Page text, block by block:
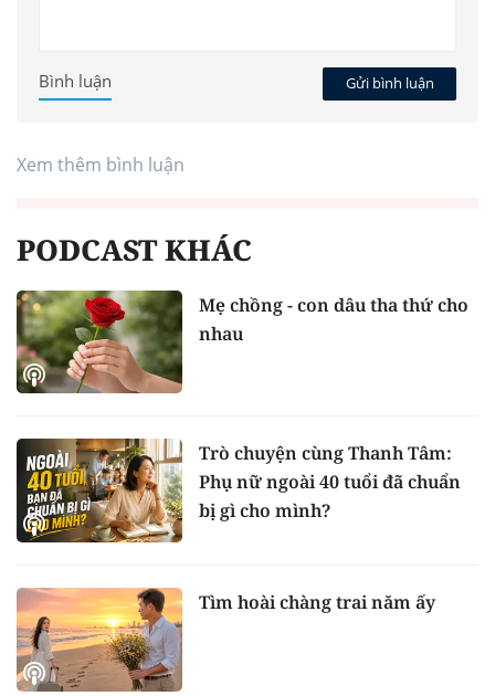
Gửi bình luận
Bình luận
Xem thêm bình luận
PODCAST KHÁC
Mẹ chồng - con dâu tha thứ cho
nhau
Trò chuyện cùng Thanh Tâm:
Phụ nữ ngoài 40 tuổi đã chuẩn
bị gì cho mình?
Tìm hoài chàng trai năm ấy